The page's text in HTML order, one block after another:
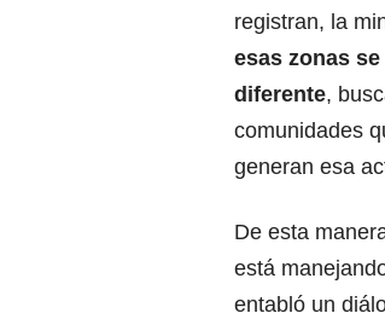
registran, la
esas zonas
diferente,
comunidades
generan esa
De esta
está
entabló un